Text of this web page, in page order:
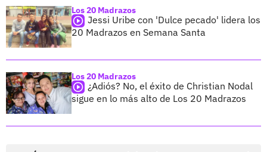
Los 20 Madrazos
Jessi Uribe con 'Dulce pecado' lidera los
20 Madrazos en Semana Santa
Los 20 Madrazos
¿Adiós? No, el éxito de Christian Nodal
sigue en lo más alto de Los 20 Madrazos